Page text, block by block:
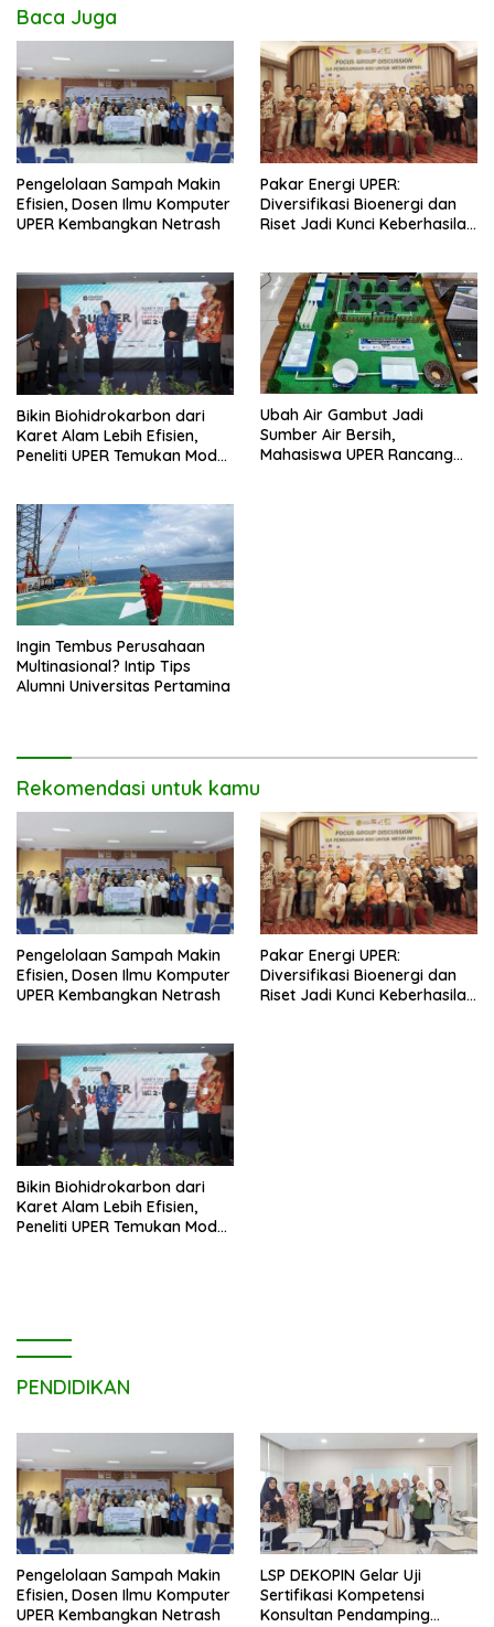
Baca Juga
Pengelolaan Sampah Makin
Efisien, Dosen Ilmu Komputer
UPER Kembangkan Netrash
Pakar Energi UPER:
Diversifikasi Bioenergi dan
Riset Jadi Kunci Keberhasilan
Bikin Biohidrokarbon dari
Karet Alam Lebih Efisien,
Peneliti UPER Temukan Model
Ubah Air Gambut Jadi
Sumber Air Bersih,
Mahasiswa UPER Rancang
Ingin Tembus Perusahaan
Multinasional? Intip Tips
Alumni Universitas Pertamina
Rekomendasi untuk kamu
Pengelolaan Sampah Makin
Efisien, Dosen Ilmu Komputer
UPER Kembangkan Netrash
Pakar Energi UPER:
Diversifikasi Bioenergi dan
Riset Jadi Kunci Keberhasilan
Bikin Biohidrokarbon dari
Karet Alam Lebih Efisien,
Peneliti UPER Temukan Model
PENDIDIKAN
Pengelolaan Sampah Makin
Efisien, Dosen Ilmu Komputer
UPER Kembangkan Netrash
LSP DEKOPIN Gelar Uji
Sertifikasi Kompetensi
Konsultan Pendamping